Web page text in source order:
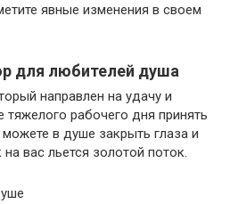
явные изменения в своем
для любителей душа
направлен на удачу и
рабочего дня принять
в душе закрыть глаза и
вас льется золотой поток.